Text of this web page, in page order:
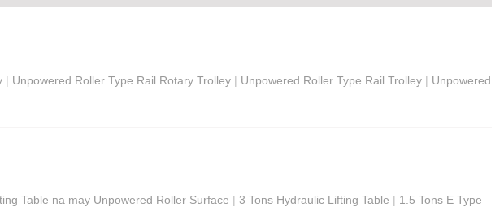
| Unpowered Roller Type Rail Rotary Trolley | Unpowered Roller Type Rail Trolley | Unpowered
Table na may Unpowered Roller Surface | 3 Tons Hydraulic Lifting Table | 1.5 Tons E Type